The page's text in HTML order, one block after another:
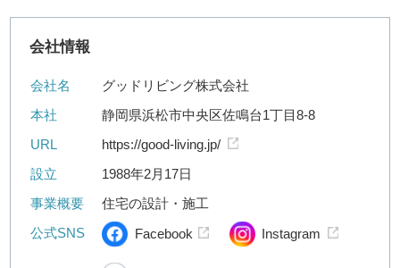
会社情報
会社名
グッドリビング株式会社
本社
静岡県浜松市中央区佐鳴台1丁目8-8
URL
https://good-living.jp/
設立
1988年2月17日
事業概要
住宅の設計・施工
公式SNS
Facebook Instagram